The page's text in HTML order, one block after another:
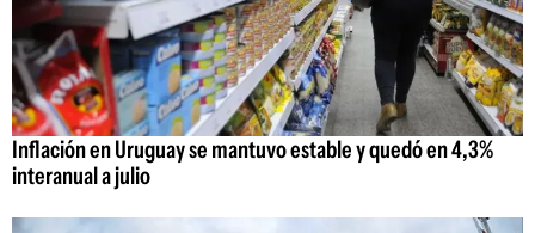
Inflación en Uruguay se mantuvo estable y quedó en 4,3%
interanual a julio